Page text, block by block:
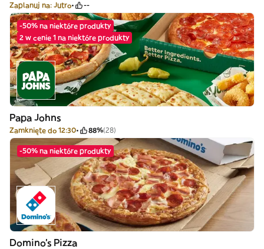
Zaplanuj na: Jutro --
-50% na niektóre produkty
2 w cenie 1 na niektóre produkty
Papa Johns
Zamknięte do 12:30 88%(28)
-50% na niektóre produkty
Domino's Pizza